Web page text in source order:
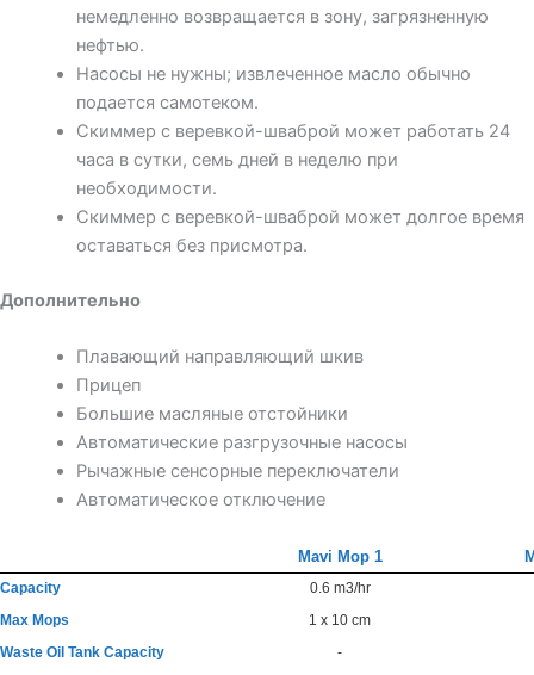
немедленно возвращается в зону, загрязненную
нефтью.
Насосы не нужны; извлеченное масло обычно
подается самотеком.
Скиммер с веревкой-шваброй может работать 24
часа в сутки, семь дней в неделю при
необходимости.
Скиммер с веревкой-шваброй может долгое время
оставаться без присмотра.
Дополнительно
Плавающий направляющий шкив
Прицеп
Большие масляные отстойники
Автоматические разгрузочные насосы
Рычажные сенсорные переключатели
Автоматическое отключение
Mavi Mop 1
Capacity
0.6 m3/hr
Max Mops
1 x 10 cm
Waste Oil Tank Capacity
-